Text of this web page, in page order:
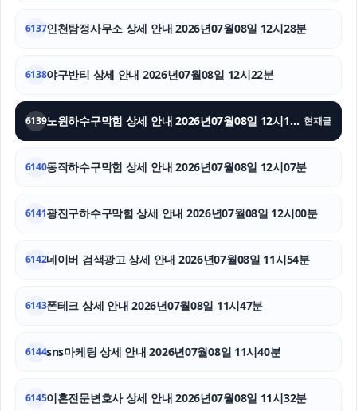
상간남소송
울산이혼전문변호사
흥신소
6137인천탐정사무소 상세 안내 2026년07월08일 12시28분
6138야구반티 상세 안내 2026년07월08일 12시22분
6139 노원하수구막힘 상세 안내 2026년07월08일 12시15분 현재글
6140동작하수구막힘 상세 안내 2026년07월08일 12시07분
6141광진구하수구막힘 상세 안내 2026년07월08일 12시00분
6142네이버 검색광고 상세 안내 2026년07월08일 11시54분
6143폰테크 상세 안내 2026년07월08일 11시47분
6144sns마케팅 상세 안내 2026년07월08일 11시40분
6145이혼전문변호사 상세 안내 2026년07월08일 11시32분